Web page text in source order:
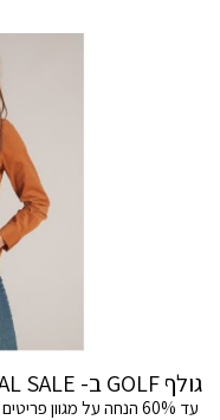
גולף GOLF ב- FINAL SALE.
עד 60% הנחה על מגוון פריטים מקולקציית החורף